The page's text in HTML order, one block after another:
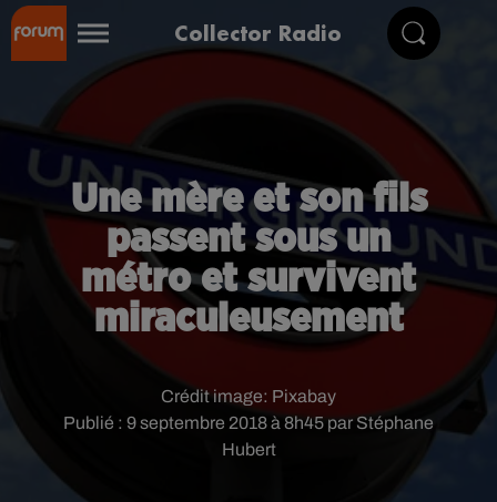
Collector Radio
Une mère et son fils
passent sous un
métro et survivent
miraculeusement
Publié : 9 septembre 2018 à 8h45 par Stéphane
Hubert
Crédit image: Pixabay